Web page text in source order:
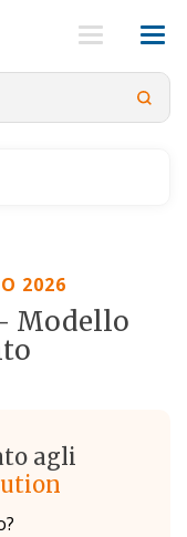
2026
Modello
agli